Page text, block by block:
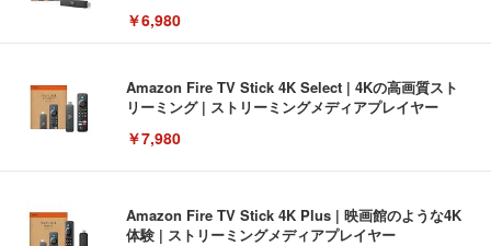
￥6,980
Amazon Fire TV Stick 4K Select | 4Kの高画質スト
リーミング | ストリーミングメディアプレイヤー
￥7,980
Amazon Fire TV Stick 4K Plus | 映画館のような4K
体験 | ストリーミングメディアプレイヤー